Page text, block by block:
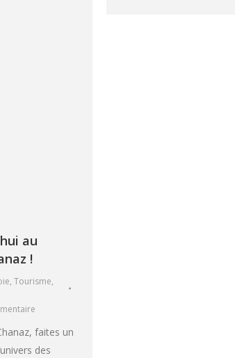
au
!
, Tourisme,
faites un
des